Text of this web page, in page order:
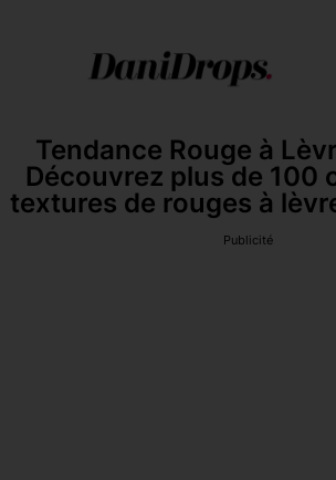
Tendance Rouge à
Découvrez plus de 100
textures de rouges à
Publicité